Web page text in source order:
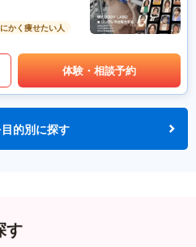
かく痩せたい人
体験・相談予約
的別に探す
す